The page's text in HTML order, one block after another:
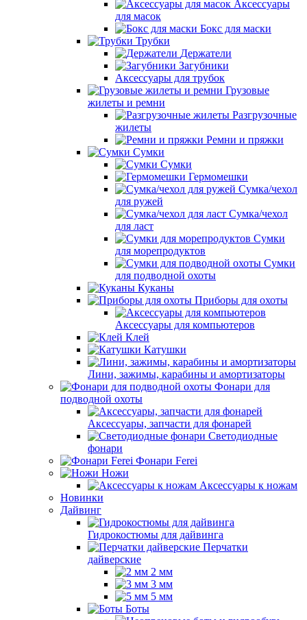
Аксессуары
для масок
Бокс для маски
Трубки
Держатели
Загубники
Аксессуары для трубок
Грузовые
жилеты и ремни
Разгрузочные
жилеты
Ремни и пряжки
Сумки
Сумки
Гермомешки
Сумка/чехол
для ружей
Сумка/чехол
для ласт
Сумки
для морепродуктов
Сумки
для подводной охоты
Куканы
Приборы для охоты
Аксессуары для компьютеров
Клей
Катушки
Лини, зажимы, карабины и амортизаторы
Фонари для
подводной охоты
Аксессуары, запчасти для фонарей
Светодиодные
фонари
Фонари Ferei
Ножи
Аксессуары к ножам
Новинки
Дайвинг
Гидрокостюмы для дайвинга
Перчатки
дайверские
2 мм
3 мм
5 мм
Боты